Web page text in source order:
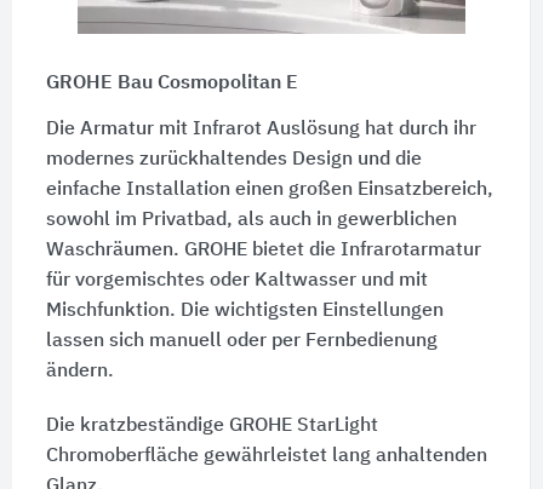
GROHE Bau Cosmopolitan E
Die Armatur mit Infrarot Auslösung hat durch ihr
modernes zurückhaltendes Design und die
einfache Installation einen großen Einsatzbereich,
sowohl im Privatbad, als auch in gewerblichen
Waschräumen. GROHE bietet die Infrarotarmatur
für vorgemischtes oder Kaltwasser und mit
Mischfunktion. Die wichtigsten Einstellungen
lassen sich manuell oder per Fernbedienung
ändern.
Die kratzbeständige GROHE StarLight
Chromoberfläche gewährleistet lang anhaltenden